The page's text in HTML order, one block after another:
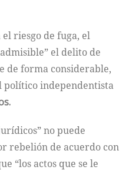
riesgo de fuga, el
el delito de
de forma considerable,
político independentista
no puede
rebelión de acuerdo con
“los actos que se le